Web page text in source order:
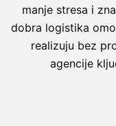
manje stresa i
dobra logistika
realizuju bez
agencije